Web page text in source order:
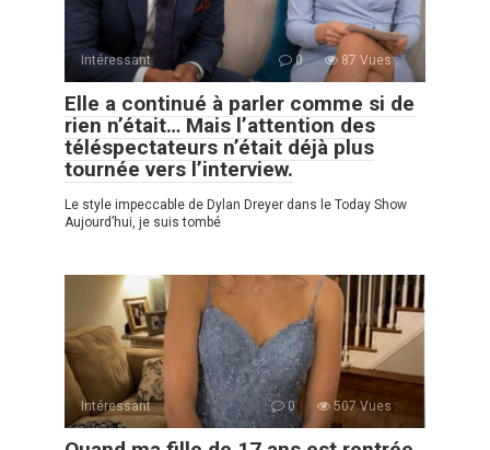
Intéressant 0 87 Vues :
Elle a continué à parler comme si de
rien n’était… Mais l’attention des
téléspectateurs n’était déjà plus
tournée vers l’interview.
Le style impeccable de Dylan Dreyer dans le Today Show
Aujourd’hui, je suis tombé
Intéressant 0 507 Vues :